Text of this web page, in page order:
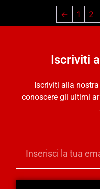
← 1 2
Iscriviti
Iscriviti alla
conoscere gli ultimi